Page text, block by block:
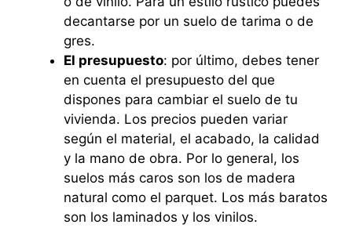
decantarse por un suelo de tarima o de
gres.
El presupuesto: por último, debes tener
en cuenta el presupuesto del que
dispones para cambiar el suelo de tu
vivienda. Los precios pueden variar
según el material, el acabado, la calidad
y la mano de obra. Por lo general, los
suelos más caros son los de madera
natural como el parquet. Los más baratos
son los laminados y los vinilos.